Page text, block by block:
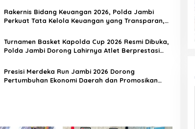
Rakernis Bidang Keuangan 2026, Polda Jambi
Perkuat Tata Kelola Keuangan yang Transparan,
Turnamen Basket Kapolda Cup 2026 Resmi Dibuka,
Polda Jambi Dorong Lahirnya Atlet Berprestasi
Presisi Merdeka Run Jambi 2026 Dorong
Pertumbuhan Ekonomi Daerah dan Promosikan